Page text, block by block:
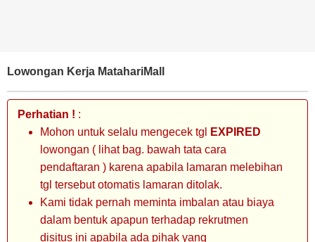
Lowongan Kerja MatahariMall
Perhatian ! :
Mohon untuk selalu mengecek tgl
EXPIRED
lowongan ( lihat bag. bawah tata cara
pendaftaran ) karena apabila lamaran melebihan
tgl tersebut otomatis lamaran ditolak.
Kami tidak pernah meminta imbalan atau biaya
dalam bentuk apapun terhadap rekrutmen
disitus ini apabila ada pihak yang